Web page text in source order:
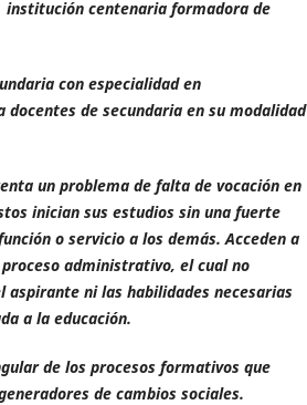
institución centenaria formadora de
con especialidad en
docentes de secundaria en su modalidad
un problema de falta de vocación en
inician sus estudios sin una fuerte
o servicio a los demás. Acceden a
administrativo, el cual no
ni las habilidades necesarias
a la educación.
de los procesos formativos que
de cambios sociales.